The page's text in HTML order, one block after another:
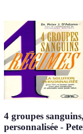
4 groupes
personnalisée -